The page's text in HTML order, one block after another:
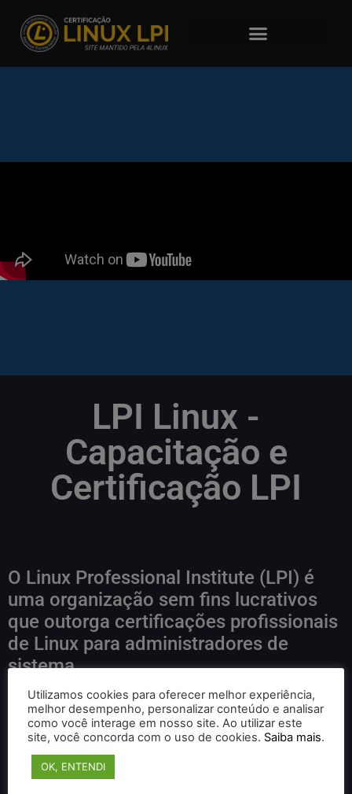
LPI Linux -
Capacitação e
Certificação LPI
O Linux Professional Institute (LPI) é
uma organização sem fins lucrativos
que outorga certificações profissionais
de Linux para administradores de
sistema.
Quinta-feira, 15 de setembro de 2016
O instituto aplica os exames em quase todos os
países e proporciona uma ampla gama de
Utilizamos cookies para oferecer melhor experiência,
melhor desempenho, personalizar conteúdo e analisar
como você interage em nosso site. Ao utilizar este
site, você concorda com o uso de cookies. Saiba mais.
OK, ENTENDI